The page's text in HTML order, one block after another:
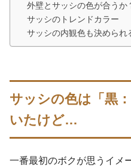
外壁とサッシの色が合うか
サッシのトレンドカラー
サッシの内観色も決められ
サッシの色は「黒
いたけど…
一番最初のボクが思うイメ